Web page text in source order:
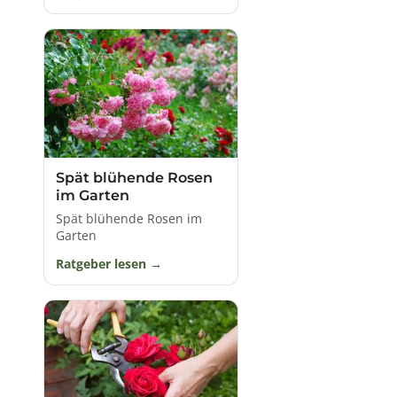
Die "Königin der Blumen" zeigt sich in einer
erstaunlichen Vielfalt an Formen, Größen und Farben,
was reichhaltige Verwendungsmöglichkeiten zulässt.
Hinzu kommt das anregende, und ebenso
mannigfaltige Rosenaroma, eine Duftnote die von
verführerisch-sinnlich bis säuerlich-würzig reichen
kann.
Rosen gibt es für jeden Zweck und jeden Standort.
Rosensorten von niedrigem, kriechendem und
Bodendecker dienen, andere eignen sich
ausgezeichnet für formale Beete und Einfassungen.
Kleine oder große Strauchrosen bieten daneben einen
glanzvollen Blickfang als Kübelpflanze auf der
Terrasse oder als Einzel- und Gruppenelement in
Rabatten. Mit ihnen lässt sich ebenfalls eine
geschmackvolle Hecke oder ein anmutig blühender
Sichtschutz gestalten. Kletternde Gartenrosen
hingegen sind eine elegante Zierde für Mauern,
Spät blühende Rosen
im Garten
Spät blühende Rosen im
Garten
Ratgeber lesen